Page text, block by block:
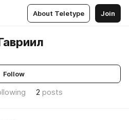
About Teletype Join
Follow
2 posts